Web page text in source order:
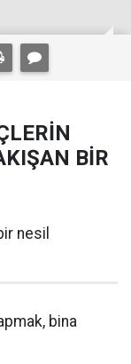
BİR
nesil
bina